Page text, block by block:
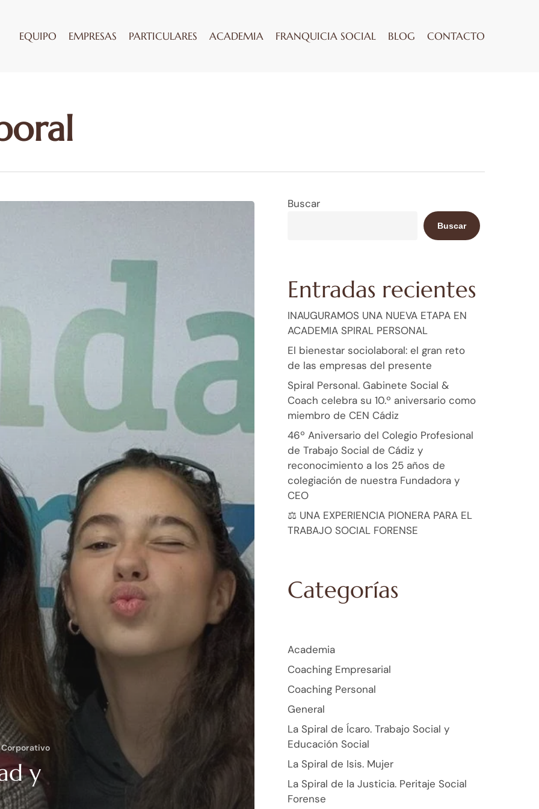
EQUIPO EMPRESAS PARTICULARES ACADEMIA FRANQUICIA SOCIAL BLOG CONTACTO
Corporativo
y
Buscar
Buscar
Entradas recientes
INAUGURAMOS UNA NUEVA ETAPA EN
ACADEMIA SPIRAL PERSONAL
El bienestar sociolaboral: el gran reto
de las empresas del presente
Spiral Personal. Gabinete Social &
Coach celebra su 10.º aniversario como
miembro de CEN Cádiz
46º Aniversario del Colegio Profesional
de Trabajo Social de Cádiz y
reconocimiento a los 25 años de
colegiación de nuestra Fundadora y
CEO
⚖️ UNA EXPERIENCIA PIONERA PARA EL
TRABAJO SOCIAL FORENSE
Categorías
Academia
Coaching Empresarial
Coaching Personal
General
La Spiral de Ícaro. Trabajo Social y
Educación Social
La Spiral de Isis. Mujer
La Spiral de la Justicia. Peritaje Social
Forense